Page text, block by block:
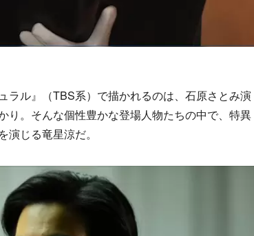
ル』（TBS系）で描かれるのは、石原さとみ演
り。そんな個性豊かな登場人物たちの中で、特異
じる竜星涼だ。